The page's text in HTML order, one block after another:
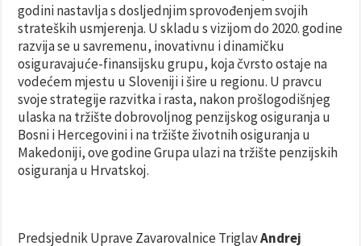
godini nastavlja s dosljednjim sprovođenjem svojih
strateških usmjerenja. U skladu s vizijom do 2020. godine
razvija se u savremenu, inovativnu i dinamičku
osiguravajuće-finansijsku grupu, koja čvrsto ostaje na
vodećem mjestu u Sloveniji i šire u regionu. U pravcu
svoje strategije razvitka i rasta, nakon prošlogodišnjeg
ulaska na tržište dobrovoljnog penzijskog osiguranja u
Bosni i Hercegovini i na tržište životnih osiguranja u
Makedoniji, ove godine Grupa ulazi na tržište penzijskih
osiguranja u Hrvatskoj.
Predsjednik Uprave Zavarovalnice TriglavAndrej